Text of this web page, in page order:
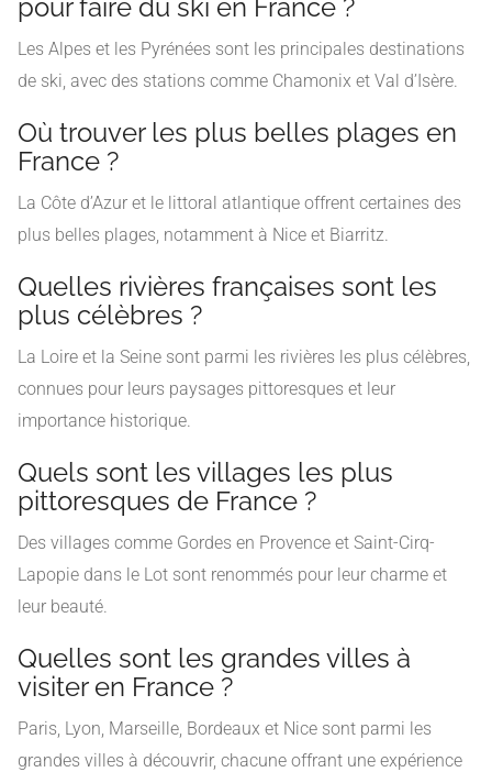
pour faire du ski en France ?
Les Alpes et les Pyrénées sont les principales destinations
de ski, avec des stations comme Chamonix et Val d’Isère.
Où trouver les plus belles plages en
France ?
La Côte d’Azur et le littoral atlantique offrent certaines des
plus belles plages, notamment à Nice et Biarritz.
Quelles rivières françaises sont les
plus célèbres ?
La Loire et la Seine sont parmi les rivières les plus célèbres,
connues pour leurs paysages pittoresques et leur
importance historique.
Quels sont les villages les plus
pittoresques de France ?
Des villages comme Gordes en Provence et Saint-Cirq-
Lapopie dans le Lot sont renommés pour leur charme et
leur beauté.
Quelles sont les grandes villes à
visiter en France ?
Paris, Lyon, Marseille, Bordeaux et Nice sont parmi les
grandes villes à découvrir, chacune offrant une expérience